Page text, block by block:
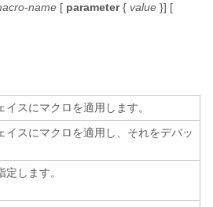
name [ parameter{ value }] [
イスにマクロを適用します。
イスにマクロを適用し、それをデバッ
定します。